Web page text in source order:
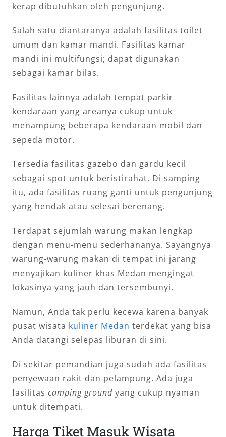
kerap dibutuhkan oleh pengunjung.
Salah satu diantaranya adalah fasilitas toilet
umum dan kamar mandi. Fasilitas kamar
mandi ini multifungsi; dapat digunakan
sebagai kamar bilas.
Fasilitas lainnya adalah tempat parkir
kendaraan yang areanya cukup untuk
menampung beberapa kendaraan mobil dan
sepeda motor.
Tersedia fasilitas gazebo dan gardu kecil
sebagai spot untuk beristirahat. Di samping
itu, ada fasilitas ruang ganti untuk pengunjung
yang hendak atau selesai berenang.
Terdapat sejumlah warung makan lengkap
dengan menu-menu sederhananya. Sayangnya
warung-warung makan di tempat ini jarang
menyajikan kuliner khas Medan mengingat
lokasinya yang jauh dan tersembunyi.
Namun, Anda tak perlu kecewa karena banyak
pusat wisata kuliner Medan terdekat yang bisa
Anda datangi selepas liburan di sini.
Di sekitar pemandian juga sudah ada fasilitas
penyewaan rakit dan pelampung. Ada juga
fasilitas camping ground yang cukup nyaman
untuk ditempati.
Harga Tiket Masuk Wisata